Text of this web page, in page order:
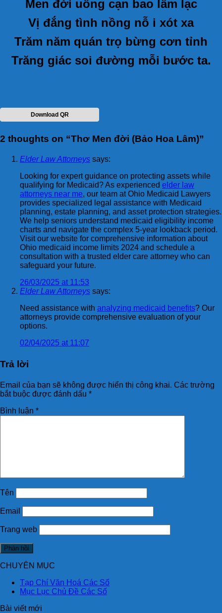
Men đời uống cạn bao lầm lạc
Vị đắng tình nồng nỗ i xót xa
Trăm năm quán trọ bừng cơn tỉnh
Trăng giác soi đường mỗi bước ta.
Download QR
2 thoughts on “Thơ Men đời (Bảo Hoa Lâm)”
Elder Law Attorneys says:
Looking for expert guidance on protecting assets while
qualifying for Medicaid? As experienced elder law
attorneys near me, our team at Ohio Medicaid Lawyers
provides specialized legal assistance with Medicaid
planning, estate planning, and asset protection strategies.
We help seniors understand medicaid eligibility income
charts and navigate the complex 5-year lookback period.
Visit our website for comprehensive information about
Ohio medicaid income limits 2024 and schedule a
consultation with a trusted elder care attorney who can
safeguard your future.
26/03/2025 at 11:53
Elder Law Attorneys says:
Need assistance with analyzing medicaid benefits? Our
attorneys provide comprehensive evaluation of your
options.
02/04/2025 at 11:07
Trả lời
Email của bạn sẽ không được hiển thị công khai. Các trường
bắt buộc được đánh dấu *
Bình luận *
Tên
Email
Trang web
CHUYÊN MỤC
Tạp Chí Văn Hoá Các Số
Mục Lục Chủ Đề Các Số
Bài viết mới